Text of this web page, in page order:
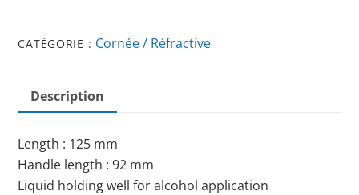
7
CATÉGORIE : Cornée / Réfractive
Description
Length : 125 mm
Handle length : 92 mm
Liquid holding well for alcohol application